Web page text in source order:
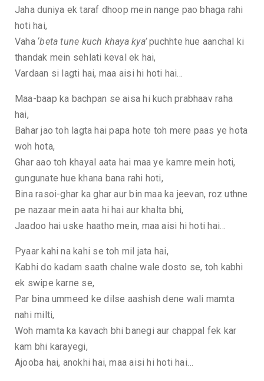
Jaha duniya ek taraf dhoop mein nange pao bhaga rahi
hoti hai,
Vaha ‘beta tune kuch khaya kya’puchhte hue aanchal ki
thandak mein sehlati keval ek hai,
Vardaan si lagti hai, maa aisi hi hoti hai…
Maa-baap ka bachpan se aisa hi kuch prabhaav raha
hai,
Bahar jao toh lagta hai papa hote toh mere paas ye hota
woh hota,
Ghar aao toh khayal aata hai maa ye kamre mein hoti,
gungunate hue khana bana rahi hoti,
Bina rasoi-ghar ka ghar aur bin maa ka jeevan, roz uthne
pe nazaar mein aata hi hai aur khalta bhi,
Jaadoo hai uske haatho mein, maa aisi hi hoti hai…
Pyaar kahi na kahi se toh mil jata hai,
Kabhi do kadam saath chalne wale dosto se, toh kabhi
ek swipe karne se,
Par bina ummeed ke dilse aashish dene wali mamta
nahi milti,
Woh mamta ka kavach bhi banegi aur chappal fek kar
kam bhi karayegi,
Ajooba hai, anokhi hai, maa aisi hi hoti hai…